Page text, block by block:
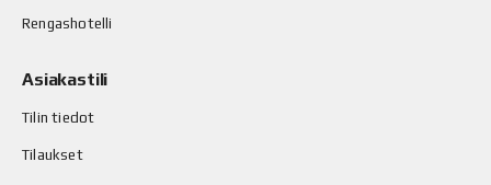
Rengashotelli
Asiakastili
Tilin tiedot
Tilaukset